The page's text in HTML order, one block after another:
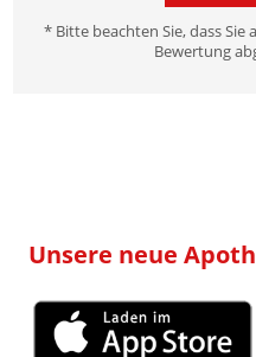
* Bitte beachten Sie, dass Sie
Bewertung
Unsere neue